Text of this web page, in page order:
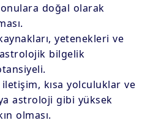
doğal olarak
yetenekleri ve
bilgelik
kısa yolculuklar ve
astroloji gibi yüksek
olması.